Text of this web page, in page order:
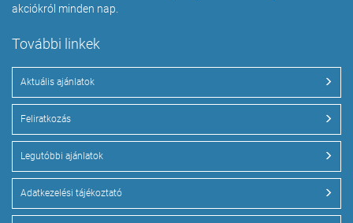
akciókról minden nap.
További linkek
Aktuális ajánlatok
Feliratkozás
Legutóbbi ajánlatok
Adatkezelési tájékoztató